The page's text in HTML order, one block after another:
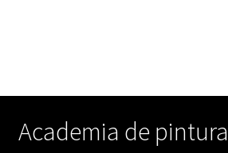
Academia de pintura